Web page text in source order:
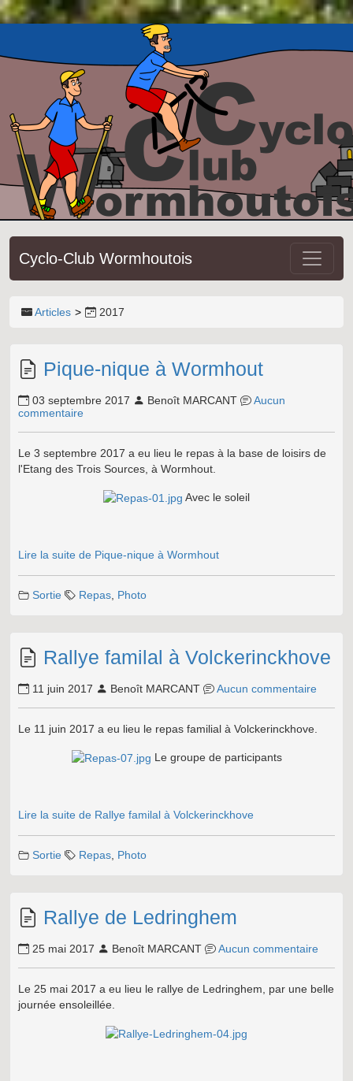
Cyclo-Club Wormhoutois
Articles 2017
Pique-nique à Wormhout
03 septembre 2017 Benoît MARCANT
Aucun
commentaire
Le 3 septembre 2017 a eu lieu le repas à la base de loisirs de
l'Etang des Trois Sources, à Wormhout.
Avec le soleil
Lire la suite de Pique-nique à Wormhout
Sortie Repas Photo
Rallye familal à Volckerinckhove
11 juin 2017 Benoît MARCANT Aucun commentaire
Le 11 juin 2017 a eu lieu le repas familial à Volckerinckhove.
Le groupe de participants
Lire la suite de Rallye familal à Volckerinckhove
Sortie Repas Photo
Rallye de Ledringhem
25 mai 2017 Benoît MARCANT Aucun commentaire
Le 25 mai 2017 a eu lieu le rallye de Ledringhem, par une belle
journée ensoleillée.